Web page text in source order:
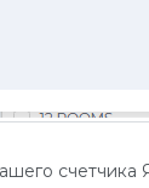
счетчика